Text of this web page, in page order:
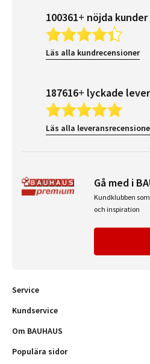
100361+ nöjda kunder
Läs alla kundrecensioner
187616+ lyckade
Läs alla
Gå med i
Kundklubben
och inspiration
Service
Kundservice
Om BAUHAUS
Populära sidor